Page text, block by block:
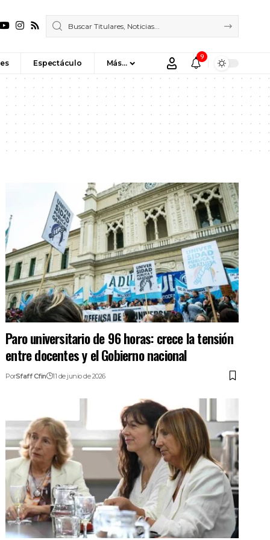
Espectáculo Más…
9
Paro universitario de 96 horas: crece la tensión
entre docentes y el Gobierno nacional
PorSfaff Cfin 11 de junio de 2026